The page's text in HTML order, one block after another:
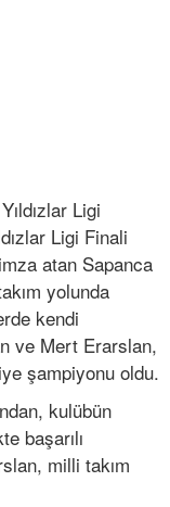
Ligi
Ligi Finali
atan Sapanca
yolunda
kendi
ve Mert Erarslan,
şampiyonu oldu.
kulübün
başarılı
milli takım